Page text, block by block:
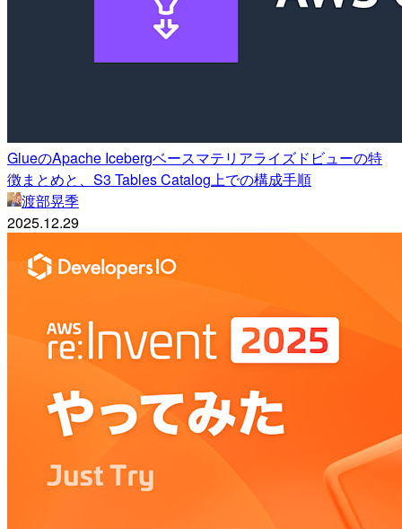
GlueのApache Icebergベースマテリアライズドビューの特
徴まとめと、S3 Tables Catalog上での構成手順
渡部晃季
2025.12.29